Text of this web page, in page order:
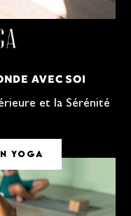
AVEC SOI
et la Sérénité
YOGA